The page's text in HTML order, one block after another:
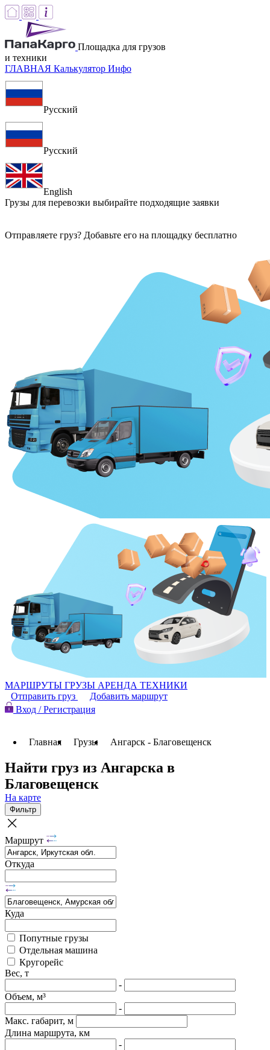
Площадка для грузов
и техники
ГЛАВНАЯ Калькулятор Инфо
Русский
Русский
English
Грузы для перевозки выбирайте подходящие заявки
Отправляете груз? Добавьте его на площадку бесплатно
МАРШРУТЫ ГРУЗЫ АРЕНДА ТЕХНИКИ
Отправить груз
Добавить маршрут
Вход / Регистрация
Главная Грузы Ангарск - Благовещенск
Найти груз из Ангарска в
Благовещенск
На карте
Фильтр
Маршрут
Откуда
Куда
Попутные грузы
Отдельная машина
Кругорейс
Вес, т
-
Объем, м³
-
Макс. габарит, м
Длина маршрута, км
-